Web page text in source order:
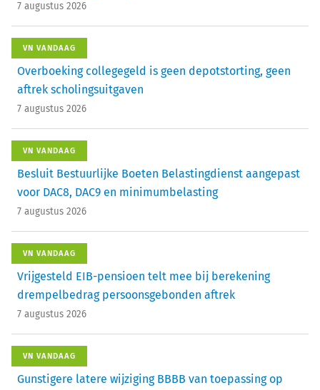
7 augustus 2026
VN VANDAAG
Overboeking collegegeld is geen depotstorting, geen
aftrek scholingsuitgaven
7 augustus 2026
VN VANDAAG
Besluit Bestuurlijke Boeten Belastingdienst aangepast
voor DAC8, DAC9 en minimumbelasting
7 augustus 2026
VN VANDAAG
Vrijgesteld EIB-pensioen telt mee bij berekening
drempelbedrag persoonsgebonden aftrek
7 augustus 2026
VN VANDAAG
Gunstigere latere wijziging BBBB van toepassing op